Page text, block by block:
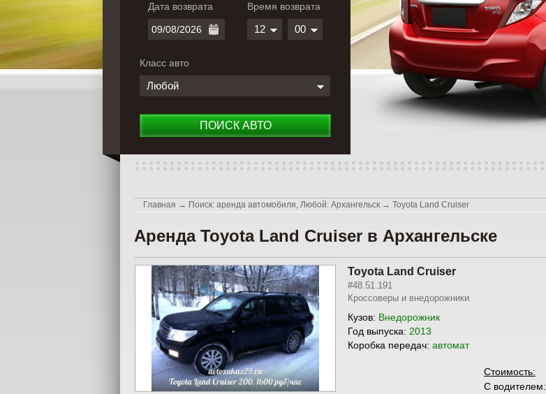
Дата возврата Время возврата
12 00
Класс авто
Любой
ПОИСК АВТО
Главная → Поиск: аренда автомобиля, Любой: Архангельск → Toyota Land Cruiser
Аренда Toyota Land Cruiser в Архангельске
Toyota Land Cruiser
#48.51.191
Кроссоверы и внедорожники
Кузов: Внедорожник
Год выпуска: 2013
Коробка передач: автомат
Стоимость:
С водителем: